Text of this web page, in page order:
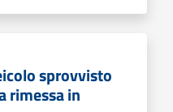
sprovvisto
rimessa in